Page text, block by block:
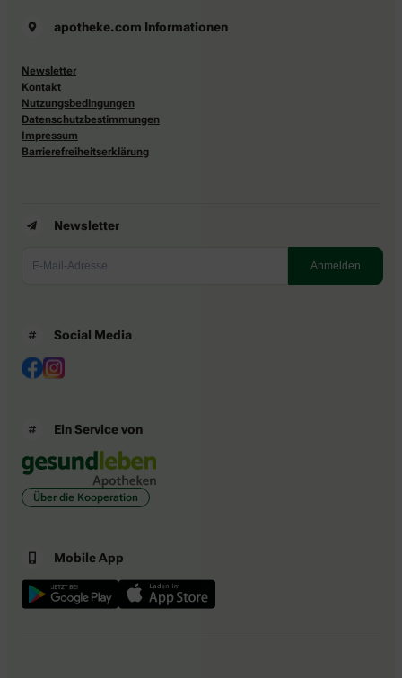
apotheke.com Informationen
Newsletter
Kontakt
Nutzungsbedingungen
Datenschutzbestimmungen
Impressum
Barrierefreiheitserklärung
Newsletter
Social Media
Ein Service von
Über die Kooperation
Mobile App